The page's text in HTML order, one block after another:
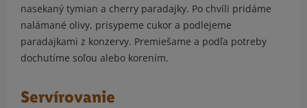
nasekaný tymian a cherry paradajky. Po chvíli pridáme
nalámané olivy, prisypeme cukor a podlejeme
paradajkami z konzervy. Premiešame a podľa potreby
dochutíme soľou alebo korením.
Servírovanie